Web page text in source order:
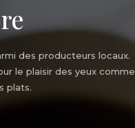
des producteurs locaux.
le plaisir des yeux
plats.